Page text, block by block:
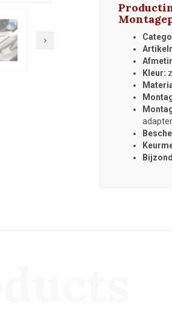
Kleur: